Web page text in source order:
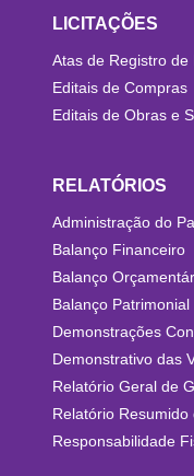
LICITAÇÕES
Atas de Registro de
Editais de Compras
Editais de Obras e
RELATÓRIOS
Administração do
Balanço Financeiro
Balanço
Balanço Patrimonial
Demonstrações
Demonstrativo das
Relatório Geral de
Relatório
Responsabilidade